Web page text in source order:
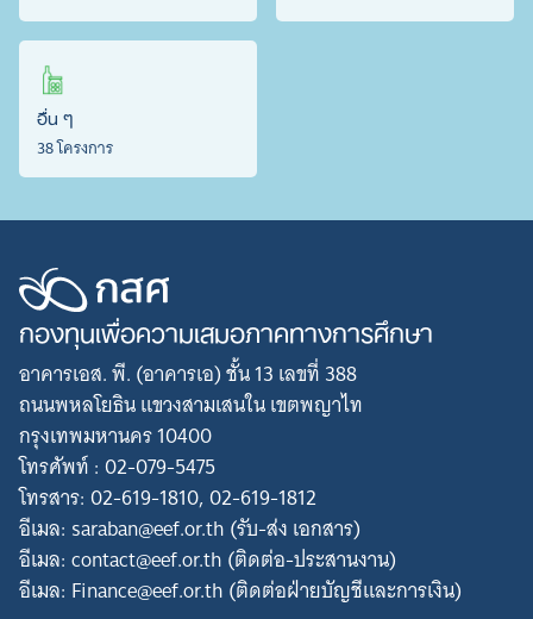
อื่น ๆ
38 โครงการ
กองทุนเพื่อความเสมอภาคทางการศึกษา
อาคารเอส. พี. (อาคารเอ) ชั้น 13 เลขที่ 388
ถนนพหลโยธิน แขวงสามเสนใน เขตพญาไท
กรุงเทพมหานคร 10400
โทรศัพท์ : 02-079-5475
โทรสาร: 02-619-1810, 02-619-1812
อีเมล: saraban@eef.or.th (รับ-ส่ง เอกสาร)
อีเมล: contact@eef.or.th (ติดต่อ-ประสานงาน)
อีเมล: Finance@eef.or.th (ติดต่อฝ่ายบัญชีและการเงิน)